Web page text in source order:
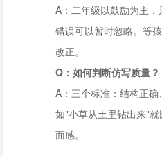
A：二年级以鼓励为主
错误可以暂时忽略。等
改正。
Q：如何判断仿写质量？
A：三个标准：结构正
如"小草从土里钻出来"
面感。